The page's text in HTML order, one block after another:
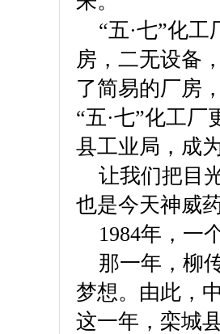
“五·七”化工
房，二无设备
了简易的厂房
“五·七”化工
县工业局，成
让我们把目
也是今天神威
1984年，一
那一年，柳
梦想。由此，
这一年，栾城